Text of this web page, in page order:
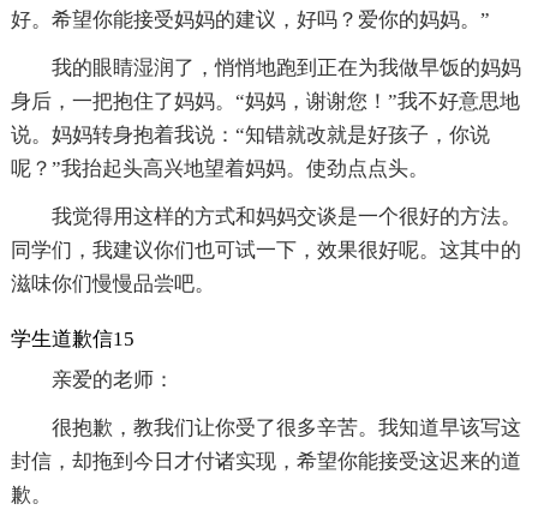
好。希望你能接受妈妈的建议，好吗？爱你的妈妈。”
我的眼睛湿润了，悄悄地跑到正在为我做早饭的妈妈
身后，一把抱住了妈妈。“妈妈，谢谢您！”我不好意思地
说。妈妈转身抱着我说：“知错就改就是好孩子，你说
呢？”我抬起头高兴地望着妈妈。使劲点点头。
我觉得用这样的方式和妈妈交谈是一个很好的方法。
同学们，我建议你们也可试一下，效果很好呢。这其中的
滋味你们慢慢品尝吧。
学生道歉信15
亲爱的老师：
很抱歉，教我们让你受了很多辛苦。我知道早该写这
封信，却拖到今日才付诸实现，希望你能接受这迟来的道
歉。